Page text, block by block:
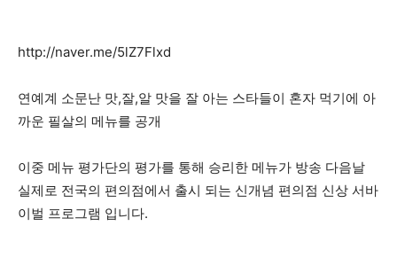
http://naver.me/5lZ7Flxd
연예계 소문난 맛,잘,알 맛을 잘 아는 스타들이 혼자 먹기에 아
까운 필살의 메뉴를 공개
이중 메뉴 평가단의 평가를 통해 승리한 메뉴가 방송 다음날
실제로 전국의 편의점에서 출시 되는 신개념 편의점 신상 서바
이벌 프로그램 입니다.